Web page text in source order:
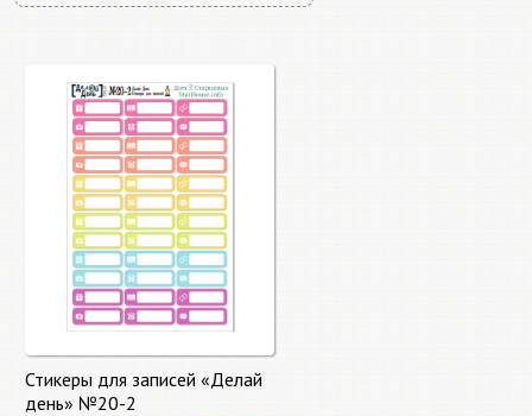
Стикеры для записей «Делай
день» №20-2